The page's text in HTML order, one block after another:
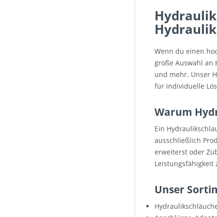
Wenn du einen
große Auswahl an
und mehr. Unser
für individuelle
Warum
Ein
ausschließlich
erweiterst oder
Leistungsfähigkeit
Unser